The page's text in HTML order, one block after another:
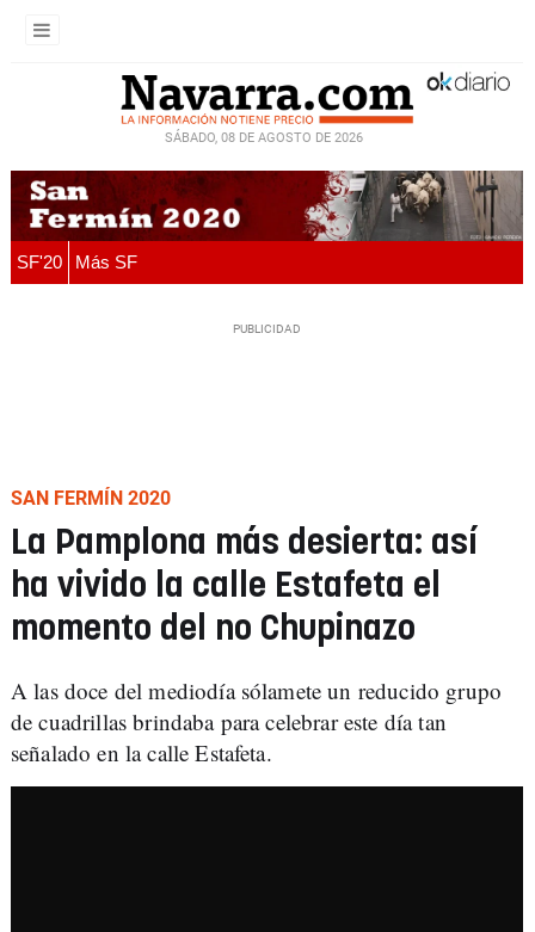
SÁBADO, 08 DE AGOSTO DE 2026
SF'20 Más SF
SAN FERMÍN 2020
La Pamplona más desierta: así
ha vivido la calle Estafeta el
momento del no Chupinazo
A las doce del mediodía sólamete un reducido grupo
de cuadrillas brindaba para celebrar este día tan
señalado en la calle Estafeta.